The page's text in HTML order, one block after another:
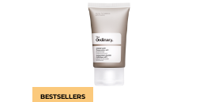
BESTSELLERS